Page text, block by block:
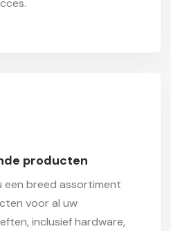
producten
een breed assortiment
voor al uw
inclusief hardware,